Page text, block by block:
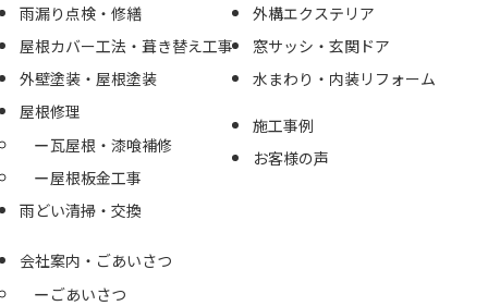
雨漏り点検・修繕
屋根カバー工法・葺き替え工事
外壁塗装・屋根塗装
屋根修理
瓦屋根・漆喰補修
屋根板金工事
雨どい清掃・交換
外構エクステリア
窓サッシ・玄関ドア
水まわり・内装リフォーム
施工事例
お客様の声
会社案内・ごあいさつ
ごあいさつ